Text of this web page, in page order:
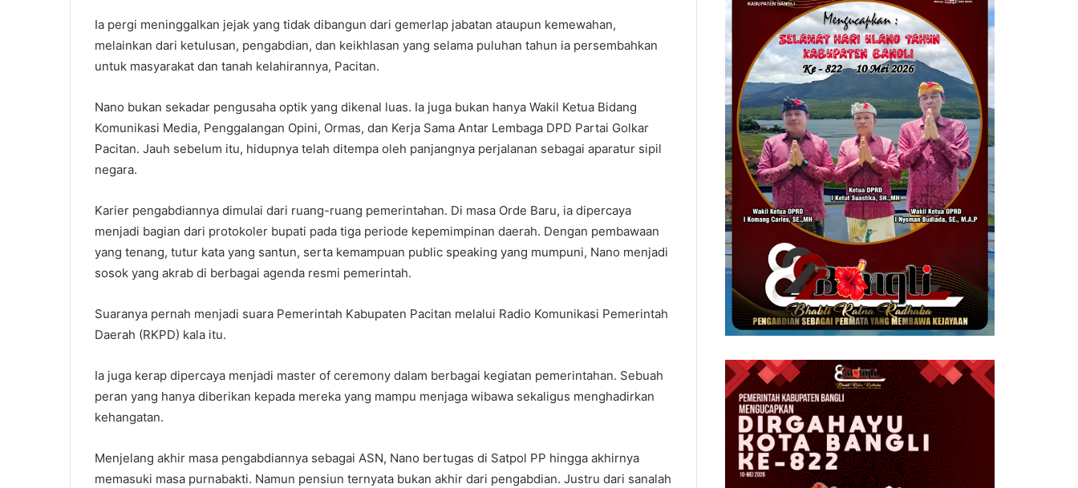
Ia pergi meninggalkan jejak yang tidak dibangun dari gemerlap jabatan ataupun kemewahan,
melainkan dari ketulusan, pengabdian, dan keikhlasan yang selama puluhan tahun ia persembahkan
untuk masyarakat dan tanah kelahirannya, Pacitan.
Nano bukan sekadar pengusaha optik yang dikenal luas. Ia juga bukan hanya Wakil Ketua Bidang
Komunikasi Media, Penggalangan Opini, Ormas, dan Kerja Sama Antar Lembaga DPD Partai Golkar
Pacitan. Jauh sebelum itu, hidupnya telah ditempa oleh panjangnya perjalanan sebagai aparatur sipil
negara.
Karier pengabdiannya dimulai dari ruang-ruang pemerintahan. Di masa Orde Baru, ia dipercaya
menjadi bagian dari protokoler bupati pada tiga periode kepemimpinan daerah. Dengan pembawaan
yang tenang, tutur kata yang santun, serta kemampuan public speaking yang mumpuni, Nano menjadi
sosok yang akrab di berbagai agenda resmi pemerintah.
Suaranya pernah menjadi suara Pemerintah Kabupaten Pacitan melalui Radio Komunikasi Pemerintah
Daerah (RKPD) kala itu.
Ia juga kerap dipercaya menjadi master of ceremony dalam berbagai kegiatan pemerintahan. Sebuah
peran yang hanya diberikan kepada mereka yang mampu menjaga wibawa sekaligus menghadirkan
kehangatan.
Menjelang akhir masa pengabdiannya sebagai ASN, Nano bertugas di Satpol PP hingga akhirnya
memasuki masa purnabakti. Namun pensiun ternyata bukan akhir dari pengabdian. Justru dari sanalah